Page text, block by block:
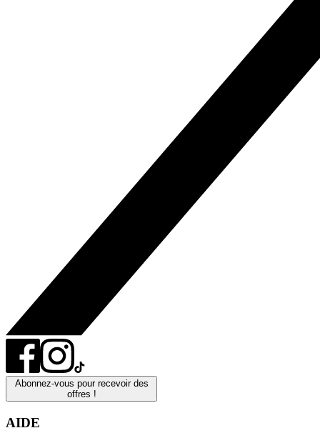
Abonnez-vous pour recevoir des
offres !
AIDE